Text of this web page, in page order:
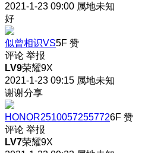
2021-1-23 09:00 属地未知
好
似曾相识VS5F 赞
评论 举报
LV9荣耀9X
2021-1-23 09:15 属地未知
谢谢分享
HONOR25100572557726F 赞
评论 举报
LV7荣耀9X